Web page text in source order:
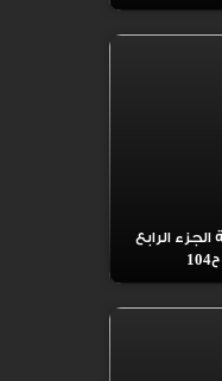
الرابع